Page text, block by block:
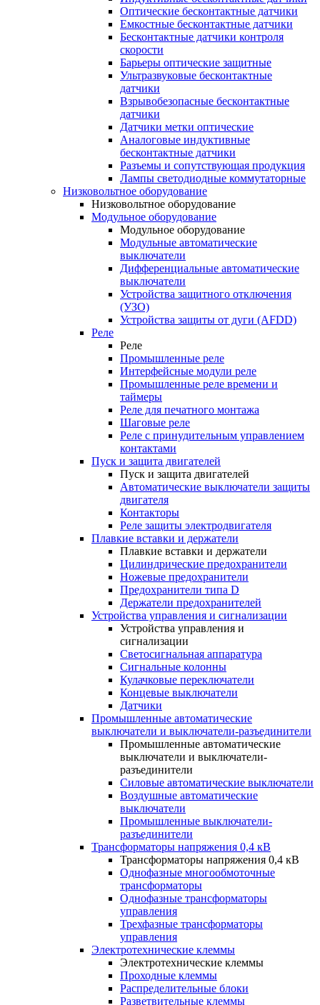
Оптические бесконтактные датчики
Емкостные бесконтактные датчики
Бесконтактные датчики контроля
скорости
Барьеры оптические защитные
Ультразвуковые бесконтактные
датчики
Взрывобезопасные бесконтактные
датчики
Датчики метки оптические
Аналоговые индуктивные
бесконтактные датчики
Разъемы и сопутствующая продукция
Лампы светодиодные коммутаторные
Низковольтное оборудование
Низковольтное оборудование
Модульное оборудование
Модульное оборудование
Модульные автоматические
выключатели
Дифференциальные автоматические
выключатели
Устройства защитного отключения
(УЗО)
Устройства защиты от дуги (AFDD)
Реле
Реле
Промышленные реле
Интерфейсные модули реле
Промышленные реле времени и
таймеры
Реле для печатного монтажа
Шаговые реле
Реле с принудительным управлением
контактами
Пуск и защита двигателей
Пуск и защита двигателей
Автоматические выключатели защиты
двигателя
Контакторы
Реле защиты электродвигателя
Плавкие вставки и держатели
Плавкие вставки и держатели
Цилиндрические предохранители
Ножевые предохранители
Предохранители типа D
Держатели предохранителей
Устройства управления и сигнализации
Устройства управления и
сигнализации
Светосигнальная аппаратура
Сигнальные колонны
Кулачковые переключатели
Концевые выключатели
Датчики
Промышленные автоматические
выключатели и выключатели-разъединители
Промышленные автоматические
выключатели и выключатели-
разъединители
Силовые автоматические выключатели
Воздушные автоматические
выключатели
Промышленные выключатели-
разъединители
Трансформаторы напряжения 0,4 кВ
Трансформаторы напряжения 0,4 кВ
Однофазные многообмоточные
трансформаторы
Однофазные трансформаторы
управления
Трехфазные трансформаторы
управления
Электротехнические клеммы
Электротехнические клеммы
Проходные клеммы
Распределительные блоки
Разветвительные клеммы